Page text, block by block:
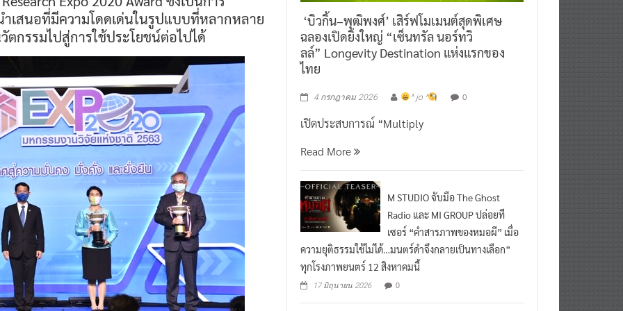
เสนอที่มีความโดดเด่นในรูปแบบที่หลากหลาย
ตกรรมไปสู่การใช้ประโยชน์ต่อไปได้
‘บิวกิ้น–พุฒิพงศ์’ เสิร์ฟโมเมนต์สุดพิเศษ
ฉลองเปิดยิ่งใหญ่ “เซ็นทรัล นอร์ทวิ
ลล์” Longevity Destination แห่งแรกของ
ไทย
4 กรกฎาคม 2026 ^ jo ^ 0
เปิดประสบการณ์ “Multiply
Read More
M STUDIO จับมือ The Ghost
Radio และ MI GROUP ปล่อยที
เซอร์ “คำสารภาพของหมอผี” เมื่อ
ความยุติธรรมใช้ไม่ได้…มนตร์ดำจึงกลายเป็นทางเลือก”
ทุกโรงภาพยนตร์ 12 สิงหาคมนี้
17 มิถุนายน 2026 0